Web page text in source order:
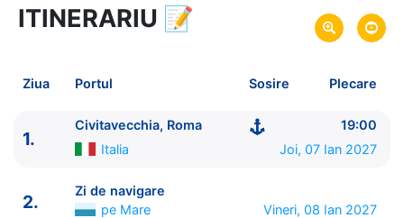
8 zile vacanta de croaziera in
Marea Mediterana de Vest -
Plecare pe 07 Ian 2027
din Civitavecchia, Roma,
Sosire pe 14 Ian 2027 in Civitavecchia, Roma, Italia
MSC Sinfonia★★★★
ITINERARIU 📝
Ziua Portul Sosire Plecare
1.
Civitavecchia, Roma
19:00
Italia
Joi, 07 Ian 2027
2.
Zi de navigare
pe Mare
Vineri, 08 Ian 2027